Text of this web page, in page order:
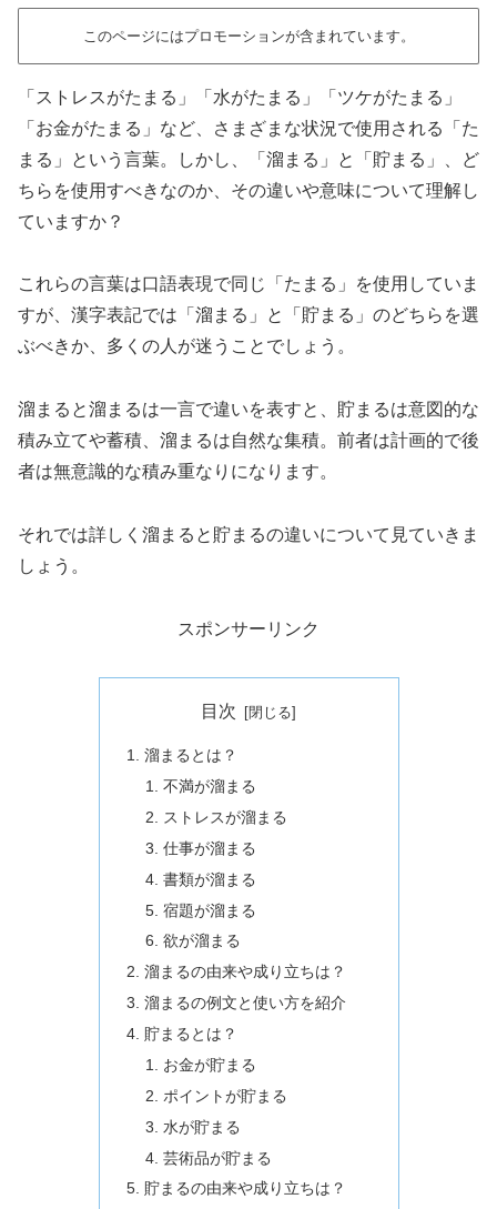
このページにはプロモーションが含まれています。
「ストレスがたまる」「水がたまる」「ツケがたまる」
「お金がたまる」など、さまざまな状況で使用される「た
まる」という言葉。しかし、「溜まる」と「貯まる」、ど
ちらを使用すべきなのか、その違いや意味について理解し
ていますか？
これらの言葉は口語表現で同じ「たまる」を使用していま
すが、漢字表記では「溜まる」と「貯まる」のどちらを選
ぶべきか、多くの人が迷うことでしょう。
溜まると溜まるは一言で違いを表すと、貯まるは意図的な
積み立てや蓄積、溜まるは自然な集積。前者は計画的で後
者は無意識的な積み重なりになります。
それでは詳しく溜まると貯まるの違いについて見ていきま
しょう。
スポンサーリンク
目次
溜まるとは？
不満が溜まる
ストレスが溜まる
仕事が溜まる
書類が溜まる
宿題が溜まる
欲が溜まる
溜まるの由来や成り立ちは？
溜まるの例文と使い方を紹介
貯まるとは？
お金が貯まる
ポイントが貯まる
水が貯まる
芸術品が貯まる
貯まるの由来や成り立ちは？